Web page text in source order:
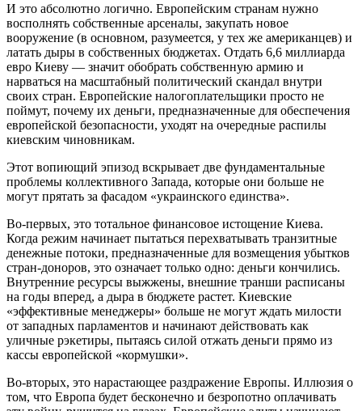
И это абсолютно логично. Европейским странам нужно
восполнять собственные арсеналы, закупать новое
вооружение (в основном, разумеется, у тех же американцев) и
латать дыры в собственных бюджетах. Отдать 6,6 миллиарда
евро Киеву — значит обобрать собственную армию и
нарваться на масштабный политический скандал внутри
своих стран. Европейские налогоплательщики просто не
поймут, почему их деньги, предназначенные для обеспечения
европейской безопасности, уходят на очередные распилы
киевским чиновникам.
Этот вопиющий эпизод вскрывает две фундаментальные
проблемы коллективного Запада, которые они больше не
могут прятать за фасадом «украинского единства».
Во-первых, это тотальное финансовое истощение Киева.
Когда режим начинает пытаться перехватывать транзитные
денежные потоки, предназначенные для возмещения убытков
стран-доноров, это означает только одно: деньги кончились.
Внутренние ресурсы выжжены, внешние транши расписаны
на годы вперед, а дыра в бюджете растет. Киевские
«эффективные менеджеры» больше не могут ждать милости
от западных парламентов и начинают действовать как
уличные рэкетиры, пытаясь силой отжать деньги прямо из
кассы европейской «кормушки».
Во-вторых, это нарастающее раздражение Европы. Иллюзия о
том, что Европа будет бесконечно и безропотно оплачивать